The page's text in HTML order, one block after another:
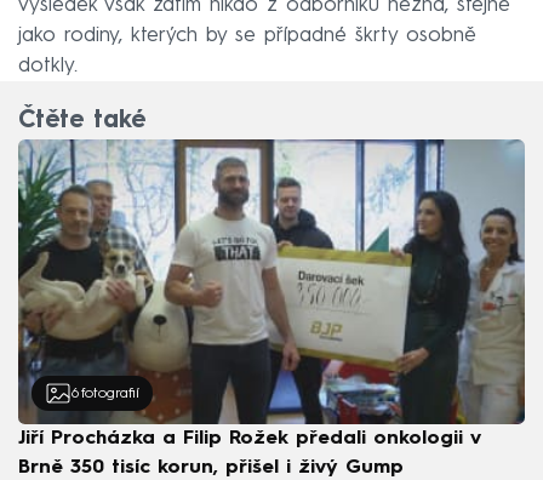
výsledek však zatím nikdo z odborníků nezná, stejně
jako rodiny, kterých by se případné škrty osobně
dotkly.
Čtěte také
6 fotografií
Jiří Procházka a Filip Rožek předali onkologii v
Brně 350 tisíc korun, přišel i živý Gump